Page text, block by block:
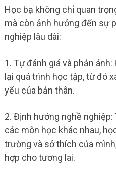
Học bạ không chỉ quan
mà còn ảnh hưởng đến sự
nghiệp lâu dài:
1. Tự đánh giá và phản
lại quá trình học tập, từ đó
yếu của bản thân.
2. Định hướng nghề
các môn học khác nhau,
trường và sở thích của
hợp cho tương lai.